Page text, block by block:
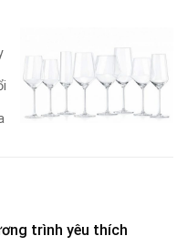
trình yêu thích